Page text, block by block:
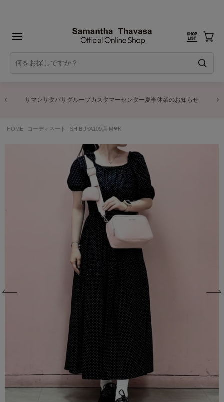
サマンサタバサグループカスタマーセンター夏季休業のお知らせ
HOME コーディネート SHIBUYA109店 M‪‪❤︎‬K